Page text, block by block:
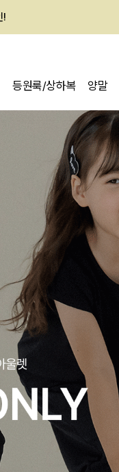
등원룩/상하복 양말